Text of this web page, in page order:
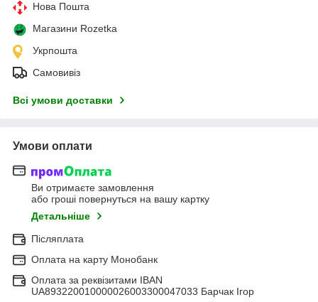
Нова Пошта
Магазини Rozetka
Укрпошта
Самовивіз
Всі умови доставки
Умови оплати
Ви отримаєте замовлення
або гроші повернуться на вашу картку
Детальніше
Післяплата
Оплата на карту Монобанк
Оплата за реквізитами IBAN
UA893220010000026003300047033 Барчак Ігор